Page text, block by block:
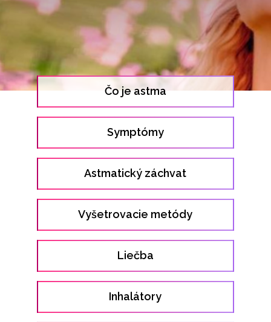
Čo je astma
Symptómy
Astmatický záchvat
Vyšetrovacie metódy
Liečba
Inhalátory